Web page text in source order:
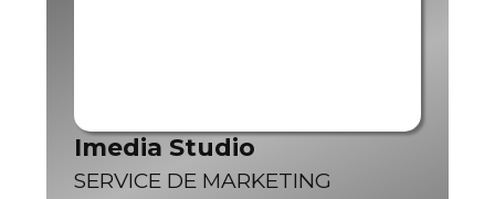
Imedia Studio
SERVICE DE MARKETING